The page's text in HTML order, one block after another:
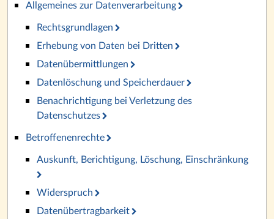
Allgemeines zur Datenverarbeitung
Rechtsgrundlagen
Erhebung von Daten bei Dritten
Datenübermittlungen
Datenlöschung und Speicherdauer
Benachrichtigung bei Verletzung des
Datenschutzes
Betroffenenrechte
Auskunft, Berichtigung, Löschung, Einschränkung
Widerspruch
Datenübertragbarkeit